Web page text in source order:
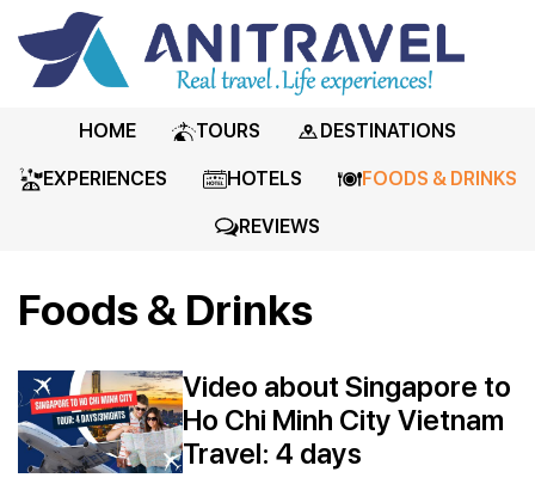
HOME TOURS DESTINATIONS
EXPERIENCES HOTELS FOODS & DRINKS
REVIEWS
Foods & Drinks
Video about Singapore to
Ho Chi Minh City Vietnam
Travel: 4 days